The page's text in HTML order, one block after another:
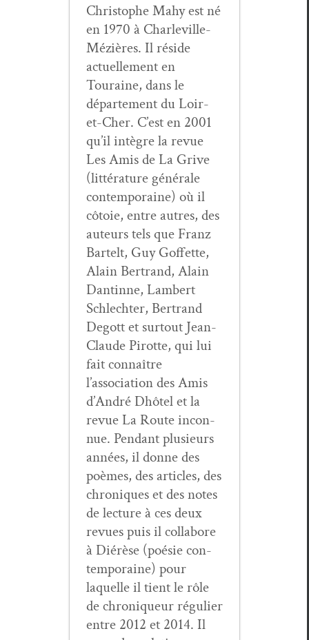
Christophe Mahy est né
en 1970 à Charleville-
Méz­ières. Il réside
actuelle­ment en
Touraine, dans le
départe­ment du Loir-
et-Cher. C’est en 2001
qu’il intè­gre la revue
Les Amis de La Grive
(lit­téra­ture générale
con­tem­po­raine) où il
côtoie, entre autres, des
auteurs tels que Franz
Bartelt, Guy Gof­fette,
Alain Bertrand, Alain
Dan­tinne, Lam­bert
Schlechter, Bertrand
Degott et surtout Jean-
Claude Pirotte, qui lui
fait con­naître
l’association des Amis
d’André Dhô­tel et la
revue La Route incon­
nue. Pen­dant plusieurs
années, il donne des
poèmes, des arti­cles, des
chroniques et des notes
de lec­ture à ces deux
revues puis il col­la­bore
à Diérèse (poésie con­
tem­po­raine) pour
laque­lle il tient le rôle
de chroniqueur réguli­er
entre 2012 et 2014. Il